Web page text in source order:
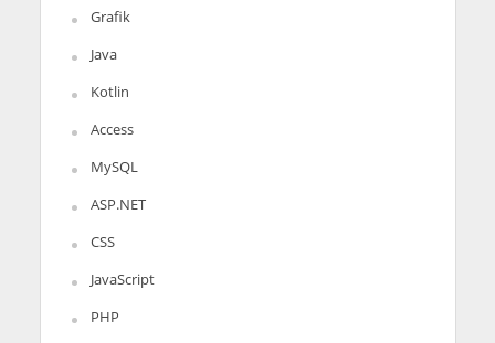
Grafik
Java
Kotlin
Access
MySQL
ASP.NET
CSS
JavaScript
PHP